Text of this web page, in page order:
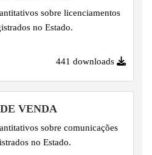
sobre licenciamentos
no Estado.
441 downloads
VENDA
sobre comunicações
no Estado.